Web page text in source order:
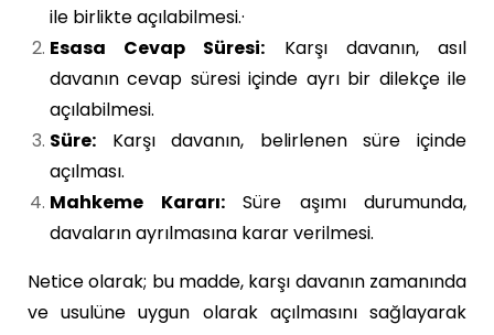
ile birlikte açılabilmesi.·
Esasa Cevap Süresi: Karşı davanın, asıl
davanın cevap süresi içinde ayrı bir dilekçe ile
açılabilmesi.
Süre: Karşı davanın, belirlenen süre içinde
açılması.
Mahkeme Kararı:Süre aşımı durumunda,
davaların ayrılmasına karar verilmesi.
Netice olarak; bu madde, karşı davanın zamanında
ve usulüne uygun olarak açılmasını sağlayarak